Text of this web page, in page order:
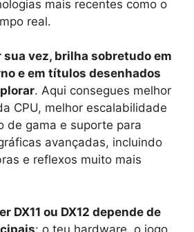
mais recentes como o
real.
sua vez, brilha sobretudo em
e em títulos desenhados
. Aqui consegues melhor
CPU, melhor escalabilidade
de gama e suporte para
avançadas, incluindo
e reflexos muito mais
DX11 ou DX12 depende de
: o teu hardware, o jogo